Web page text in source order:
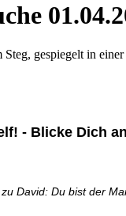
- Blicke Dich
David: Du bist der